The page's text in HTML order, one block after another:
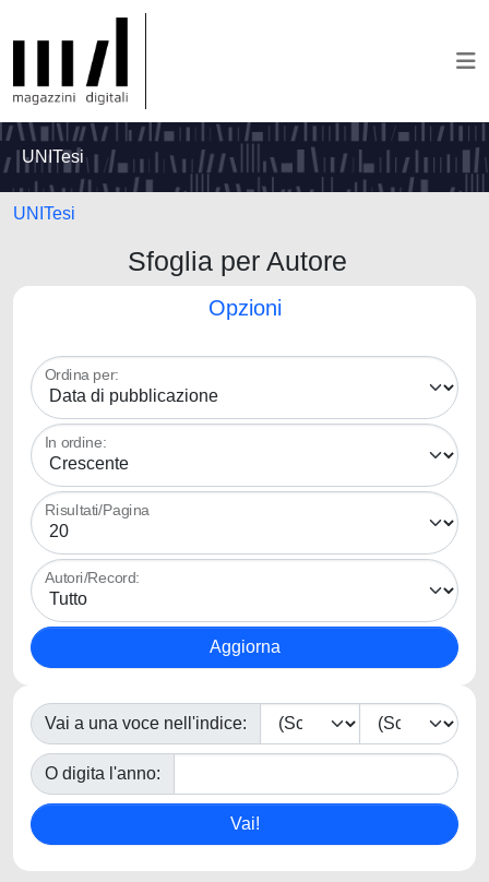
UNITesi
UNITesi
Sfoglia per Autore
Opzioni
Ordina per:
In ordine:
Risultati/Pagina
Autori/Record:
Vai a una voce nell'indice:
O digita l'anno: